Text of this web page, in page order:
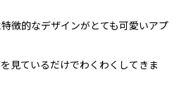
徴的なデザインがとても可愛いアプ
見ているだけでわくわくしてきま